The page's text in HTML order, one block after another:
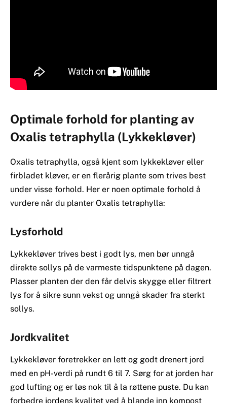
Optimale forhold for planting av
Oxalis tetraphylla (Lykkekløver)
Oxalis tetraphylla, også kjent som lykkekløver eller
firbladet kløver, er en flerårig plante som trives best
under visse forhold. Her er noen optimale forhold å
vurdere når du planter Oxalis tetraphylla:
Lysforhold
Lykkekløver trives best i godt lys, men bør unngå
direkte sollys på de varmeste tidspunktene på dagen.
Plasser planten der den får delvis skygge eller filtrert
lys for å sikre sunn vekst og unngå skader fra sterkt
sollys.
Jordkvalitet
Lykkekløver foretrekker en lett og godt drenert jord
med en pH-verdi på rundt 6 til 7. Sørg for at jorden har
god lufting og er løs nok til å la røttene puste. Du kan
forbedre jordens kvalitet ved å blande inn kompost